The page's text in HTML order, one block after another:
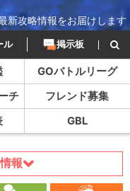
新攻略情報をお届けします
ル 掲示板
GOバトルリーグ
チ
フレンド募集
GBL
報